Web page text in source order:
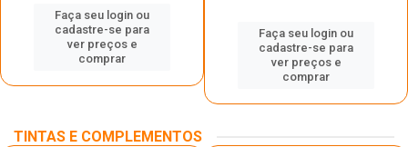
Faça seu login ou
cadastre-se para
ver preços e
comprar
Faça seu login ou
cadastre-se para
ver preços e
comprar
TINTAS E COMPLEMENTOS